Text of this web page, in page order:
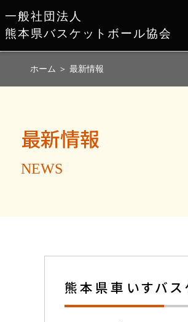
一般社団法人
熊本県バスケットボール協会
ホーム ＞ 最新情報
最新情報
NEWS
熊本県車いすバ